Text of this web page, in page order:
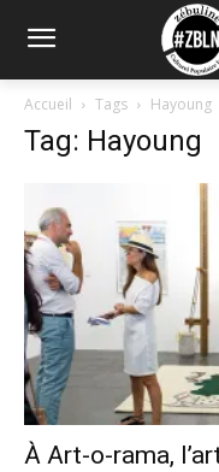
Accueil Tags Hayoung
Tag: Hayoung
À Art-o-rama,